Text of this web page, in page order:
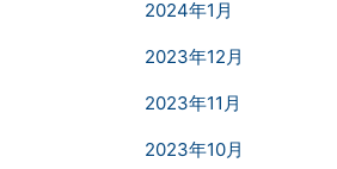
2024年1月
2023年12月
2023年11月
2023年10月